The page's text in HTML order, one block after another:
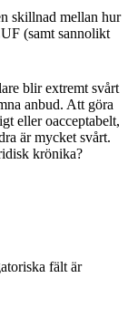
skillnad mellan hur
(samt sannolikt
blir extremt svårt
anbud. Att göra
eller oacceptabelt,
är mycket svårt.
krönika?
fält är